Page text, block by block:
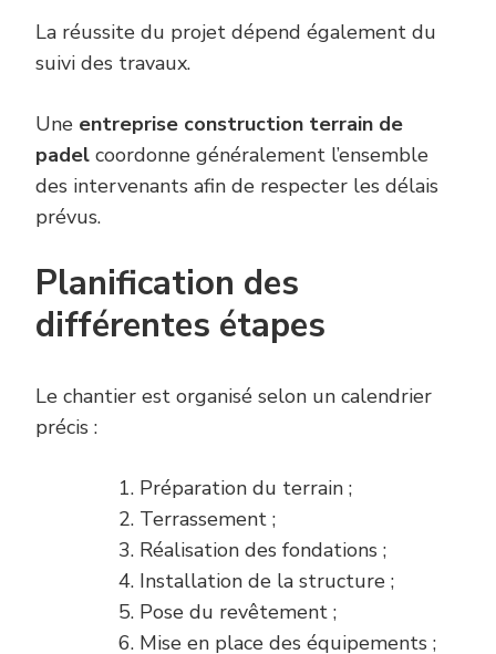
La réussite du projet dépend également du
suivi des travaux.
Une entreprise construction terrain de
padel coordonne généralement l’ensemble
des intervenants afin de respecter les délais
prévus.
Planification des
différentes étapes
Le chantier est organisé selon un calendrier
précis :
Préparation du terrain ;
Terrassement ;
Réalisation des fondations ;
Installation de la structure ;
Pose du revêtement ;
Mise en place des équipements ;